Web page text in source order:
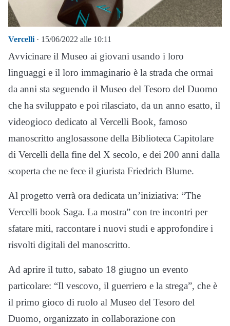
Vercelli · 15/06/2022 alle 10:11
Avvicinare il Museo ai giovani usando i loro
linguaggi e il loro immaginario è la strada che ormai
da anni sta seguendo il Museo del Tesoro del Duomo
che ha sviluppato e poi rilasciato, da un anno esatto, il
videogioco dedicato al Vercelli Book, famoso
manoscritto anglosassone della Biblioteca Capitolare
di Vercelli della fine del X secolo, e dei 200 anni dalla
scoperta che ne fece il giurista Friedrich Blume.
Al progetto verrà ora dedicata un’iniziativa: “The
Vercelli book Saga. La mostra” con tre incontri per
sfatare miti, raccontare i nuovi studi e approfondire i
risvolti digitali del manoscritto.
Ad aprire il tutto, sabato 18 giugno un evento
particolare: “Il vescovo, il guerriero e la strega”, che è
il primo gioco di ruolo al Museo del Tesoro del
Duomo, organizzato in collaborazione con